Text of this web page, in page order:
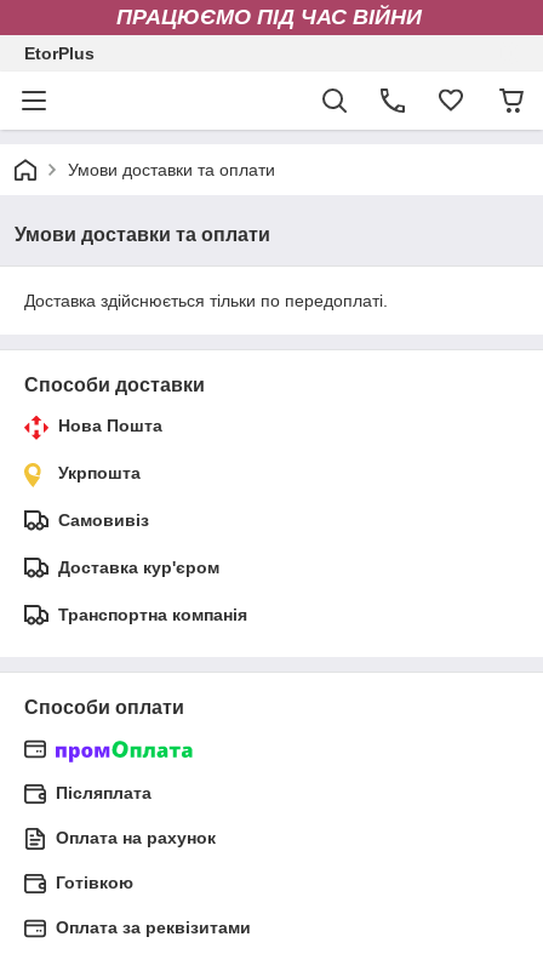
ПРАЦЮЄМО ПІД ЧАС ВІЙНИ
EtorPlus
Умови доставки та оплати
Умови доставки та оплати
Доставка здійснюється тільки по передоплаті.
Способи доставки
Нова Пошта
Укрпошта
Самовивіз
Доставка кур'єром
Транспортна компанія
Способи оплати
Післяплата
Оплата на рахунок
Готівкою
Оплата за реквізитами